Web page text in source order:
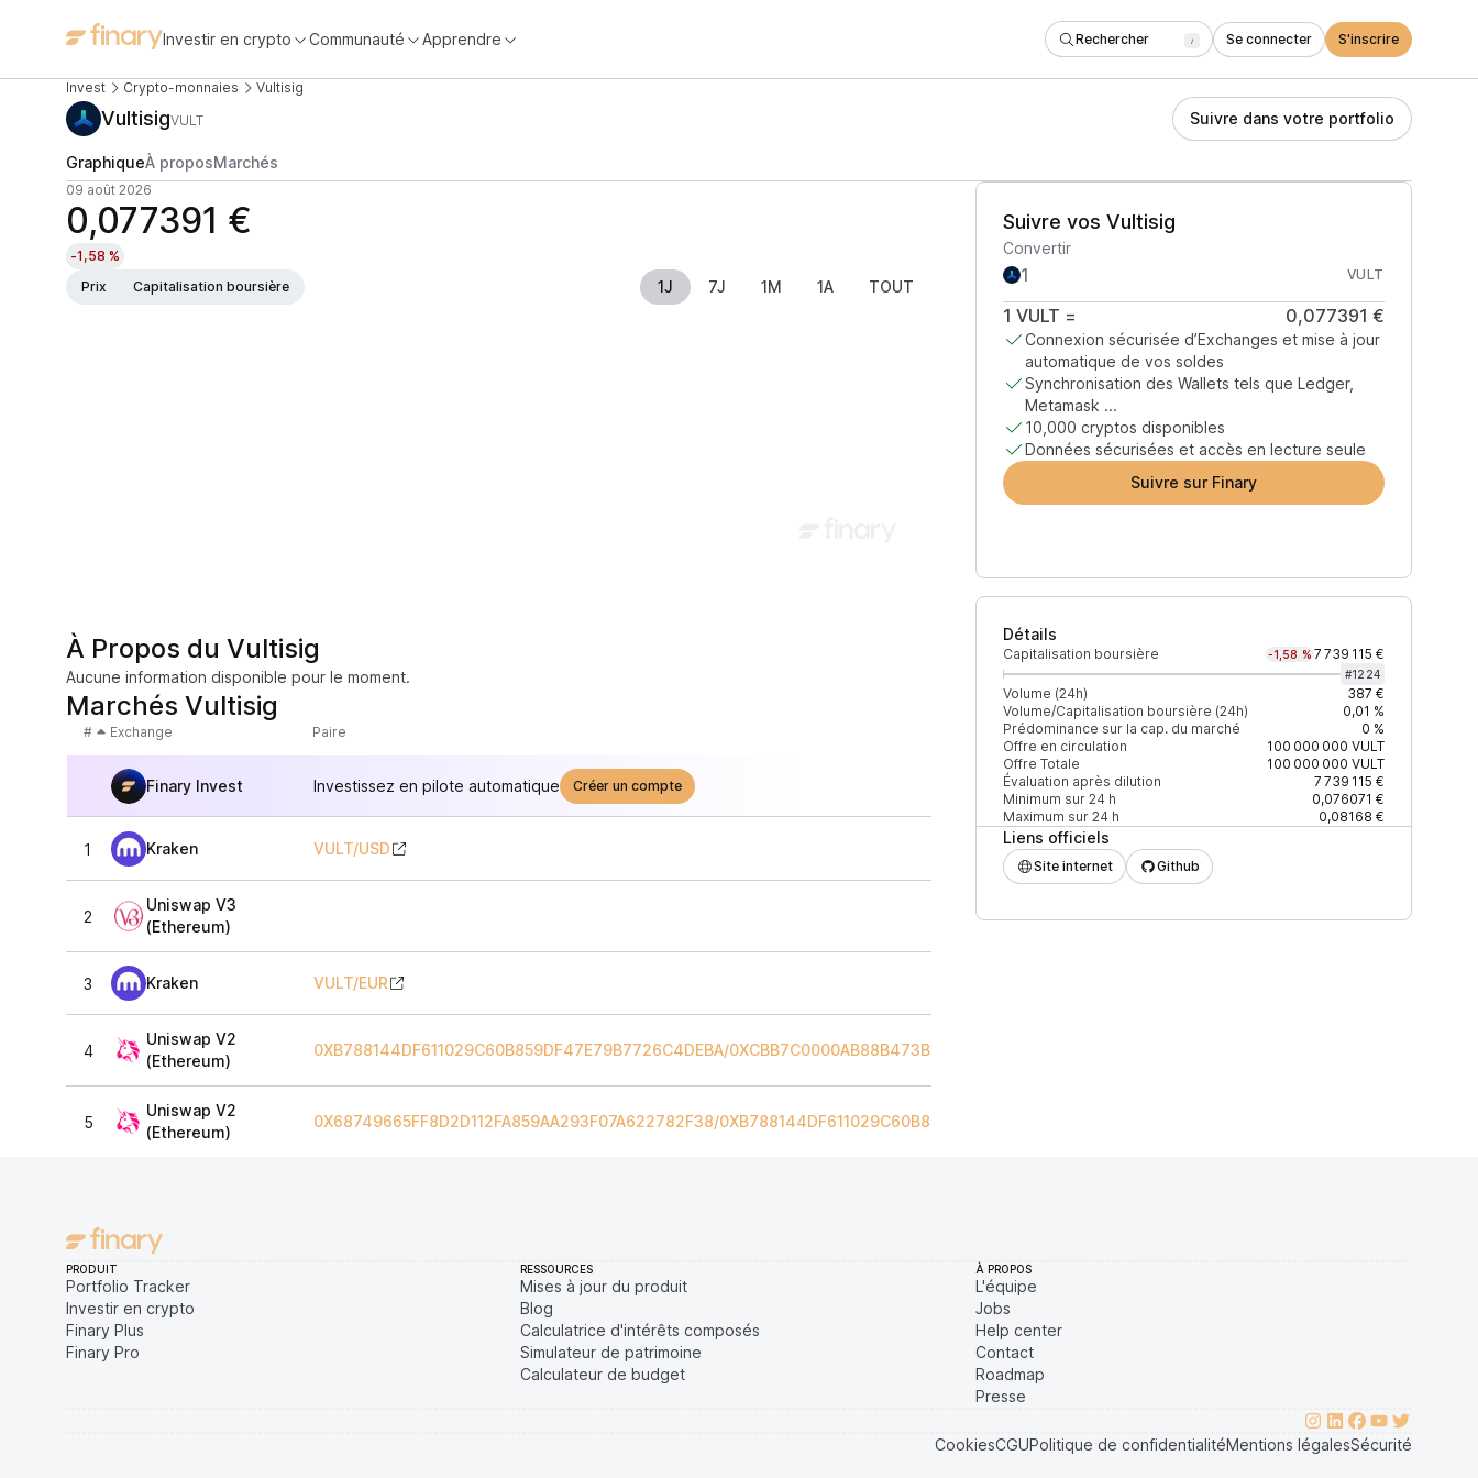
Investir en crypto Communauté Apprendre Rechercher / Se connecter S'inscrire
Invest Crypto-monnaies Vultisig
VultisigVULT Suivre dans votre portfolio
GraphiqueÀ proposMarchés
09 août 2026
0,077391 €
-1,58 %
Prix
Capitalisation boursière 1J 7J 1M 1A TOUT
Suivre vos Vultisig
Convertir
VULT
1 VULT = 0,077391 €
Connexion sécurisée d’Exchanges et mise à jour
automatique de vos soldes
Synchronisation des Wallets tels que Ledger,
Metamask ...
10,000 cryptos disponibles
Données sécurisées et accès en lecture seule
Suivre sur Finary
Détails
Capitalisation boursière -1,58 % 7 739 115 €
#1224
Volume (24h)
387 €
Volume/Capitalisation boursière (24h)
0,01 %
Prédominance sur la cap. du marché
0 %
Offre en circulation
100 000 000 VULT
Offre Totale
100 000 000 VULT
Évaluation après dilution
7 739 115 €
Minimum sur 24 h
0,076071 €
Maximum sur 24 h
0,08168 €
Liens officiels
Site internet Github
À Propos du Vultisig
Aucune information disponible pour le moment.
Marchés Vultisig
# Exchange Paire +2% depth
Finary Invest Investissez en pilote automatique Créer un compte
1 Kraken VULT/USD 0,093762 $
2
Uniswap V3
(Ethereum)
0,089054 $ 46 574 $
3 Kraken VULT/EUR
4
Uniswap V2
(Ethereum)
0XB788144DF611029C60B859DF47E79B7726C4DEBA/0XCBB7C0000AB88B473B1F5AFD9EF808440EED33BF
5
Uniswap V2
(Ethereum)
0X68749665FF8D2D112FA859AA293F07A622782F38/0XB788144DF611029C60B859DF47E79B7726C4DEBA
PRODUIT
Portfolio Tracker
Investir en crypto
Finary Plus
Finary Pro
RESSOURCES
Mises à jour du produit
Blog
Calculatrice d'intérêts composés
Simulateur de patrimoine
Calculateur de budget
À PROPOS
L'équipe
Jobs
Help center
Contact
Roadmap
Presse
CookiesCGUPolitique de confidentialitéMentions légalesSécurité